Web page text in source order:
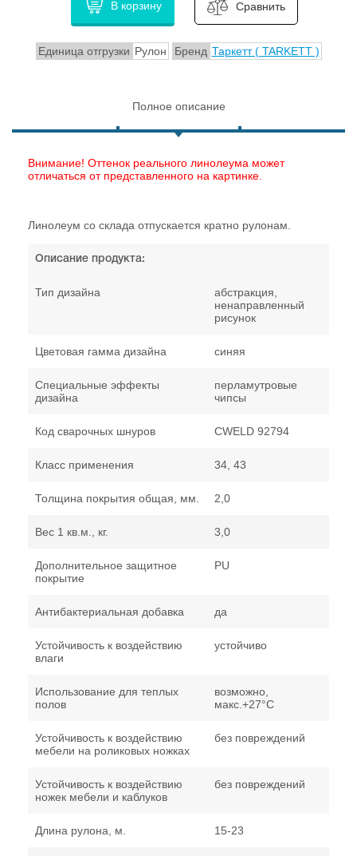
В корзину Сравнить
Единица отгрузки Рулон Бренд Таркетт ( TARKETT )
Полное описание
Внимание! Оттенок реального линолеума может
отличаться от представленного на картинке.
Линолеум со склада отпускается кратно рулонам.
Описание продукта:
Тип дизайна
абстракция,
ненаправленный
рисунок
Цветовая гамма дизайна синяя
Специальные эффекты
дизайна
перламутровые
чипсы
Код сварочных шнуров CWELD 92794
Класс применения 34, 43
Толщина покрытия общая, мм. 2,0
Вес 1 кв.м., кг. 3,0
Дополнительное защитное
покрытие
PU
Антибактериальная добавка да
Устойчивость к воздействию
влаги
устойчиво
Использование для теплых
полов
возможно,
макс.+27°С
Устойчивость к воздействию
мебели на роликовых ножках
без повреждений
Устойчивость к воздействию
ножек мебели и каблуков
без повреждений
Длина рулона, м. 15-23